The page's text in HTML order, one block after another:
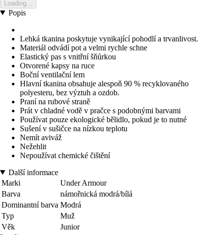
Loading...
Popis
Lehká tkanina poskytuje vynikající pohodlí a trvanlivost.
Materiál odvádí pot a velmi rychle schne
Elastický pas s vnitřní šňůrkou
Otvorené kapsy na ruce
Boční ventilační lem
Hlavní tkanina obsahuje alespoň 90 % recyklovaného
polyesteru, bez výztuh a ozdob.
Praní na rubové straně
Prát v chladné vodě v pračce s podobnými barvami
Používat pouze ekologické bělidlo, pokud je to nutné
Sušení v sušičce na nízkou teplotu
Nemít aviváž
Nežehlit
Nepoužívat chemické čištění
Další informace
Marki
Under Armour
Barva
námořnická modrá/bílá
Dominantní barva Modrá
Typ
Muž
Věk
Junior